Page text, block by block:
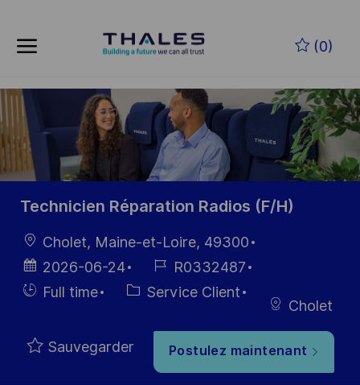
(0)
-
Technicien Réparation Radios (F/H)
localisation
Cholet, Maine-et-Loire, 49300
Date
d’affichage
2026-06-24
Référence
du poste
R0332487
HiringFull time Catégorie
Service Client
Cholet
Sauvegarder Postulez maintenant